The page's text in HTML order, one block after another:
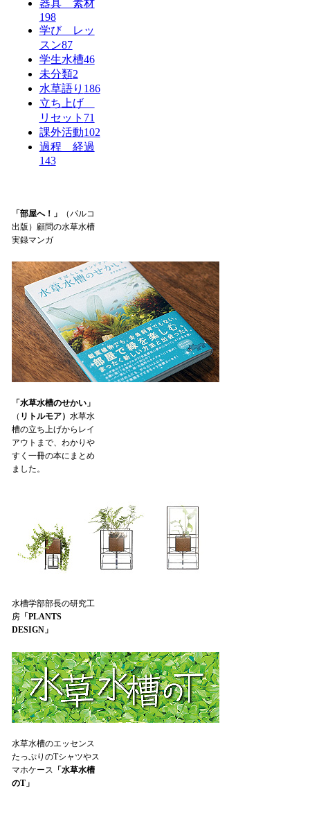
器具 素材
198
学び レッ
スン87
学生水槽46
未分類2
水草語り 186
立ち上げ
リセット 71
課外活動102
過程 経過
143
「部屋へ！」
（パルコ
出版）顧問の水草水槽
実録マンガ
「水草水槽のせかい」
（ リトルモア） 水草水
槽の立ち上げからレイ
アウトまで、わかりや
すく一冊の本にまとめ
ました。
水槽学部部長の研究工
房「PLANTS
DESIGN」
水草水槽のエッセンス
たっぷりのTシャツやス
マホケース 「水草水槽
のT」